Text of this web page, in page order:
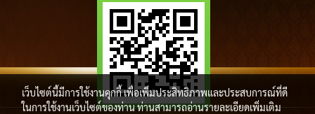
เว็บไซต์นี้มีการใช้งานคุกกี้ เพื่อเพิ่มประสิทธิภาพและประสบการณ์ที่ดี
ในการใช้งานเว็บไซต์ของท่าน ท่านสามารถอ่านรายละเอียดเพิ่มเติม